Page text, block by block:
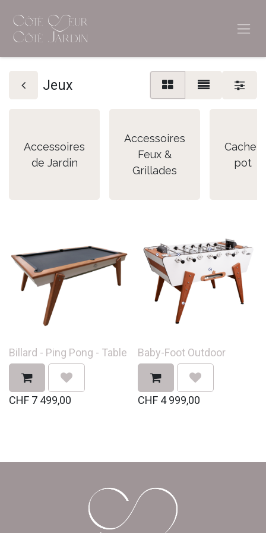
Jeux
Accessoires
de Jardin
Accessoires
Feux &
Grillades
Cache-
pot
Billard - Ping Pong - Table
CHF 7 499,00
Baby-Foot Outdoor
CHF 4 999,00